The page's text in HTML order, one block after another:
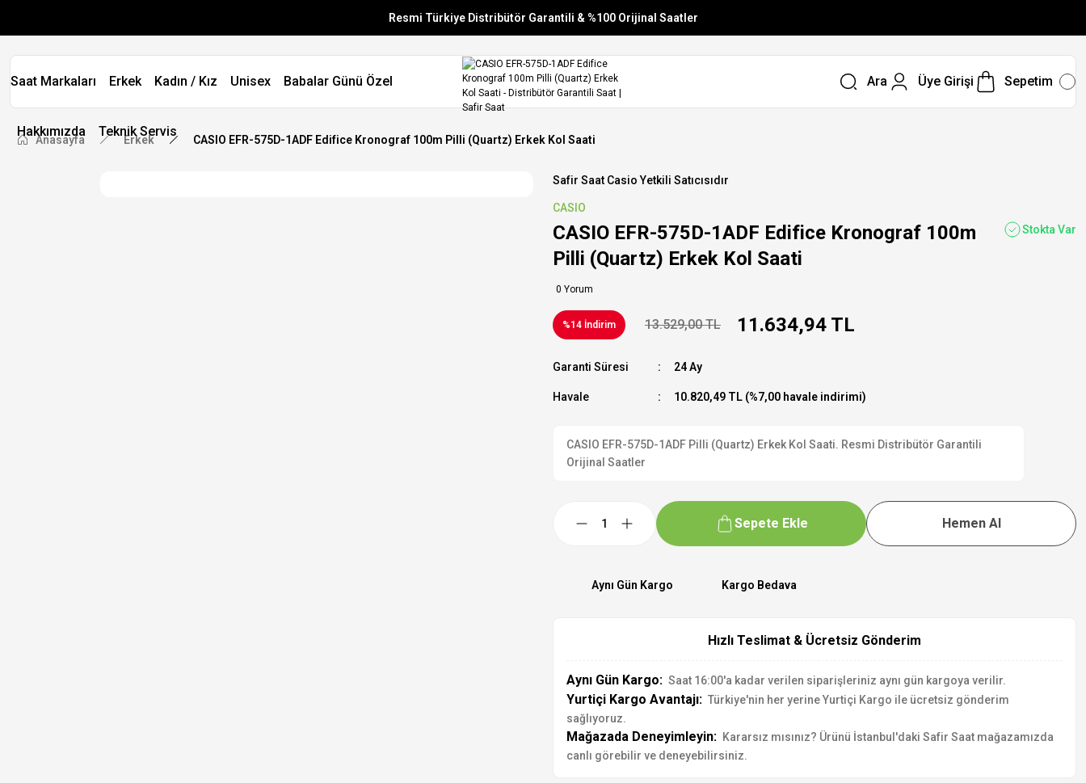
Resmi Türkiye Distribütör Garantili & %100 Orijinal Saatler
Vade Farksız 6 Taksit
Aynı Gün Stoktan Gönderim
Saat Markaları Erkek Kadın / Kız Unisex Babalar Günü Özel
Hakkımızda Teknik Servis
Ara Üye Girişi Sepetim
Anasayfa Erkek CASIO EFR-575D-1ADF Edifice Kronograf 100m Pilli (Quartz) Erkek Kol Saati
Safir Saat Casio Yetkili Satıcısıdır
CASIO
CASIO EFR-575D-1ADF Edifice Kronograf 100m
Pilli (Quartz) Erkek Kol Saati
0 Yorum
Stokta Var
%14 İndirim 13.529,00 TL 11.634,94 TL
Garanti Süresi 24 Ay
Havale 10.820,49 TL (%7,00 havale indirimi)
CASIO EFR-575D-1ADF Pilli (Quartz) Erkek Kol Saati. Resmi Distribütör Garantili
Orijinal Saatler
Sepete Ekle Hemen Al
Aynı Gün Kargo Kargo Bedava
Hızlı Teslimat & Ücretsiz Gönderim
Aynı Gün Kargo: Saat 16:00'a kadar verilen siparişleriniz aynı gün kargoya verilir.
Yurtiçi Kargo Avantajı: Türkiye'nin her yerine Yurtiçi Kargo ile ücretsiz gönderim
sağlıyoruz.
Mağazada Deneyimleyin: Kararsız mısınız? Ürünü İstanbul'daki Safir Saat mağazamızda
canlı görebilir ve deneyebilirsiniz.